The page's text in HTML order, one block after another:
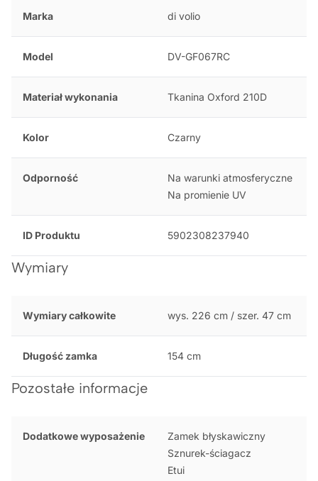
Marka di volio
Model DV-GF067RC
Materiał wykonania Tkanina Oxford 210D
Kolor Czarny
Odporność
Na warunki atmosferyczne
Na promienie UV
ID Produktu 5902308237940
Wymiary
Wymiary całkowite wys. 226 cm / szer. 47 cm
Długość zamka 154 cm
Pozostałe informacje
Dodatkowe wyposażenie
Zamek błyskawiczny
Sznurek-ściagacz
Etui